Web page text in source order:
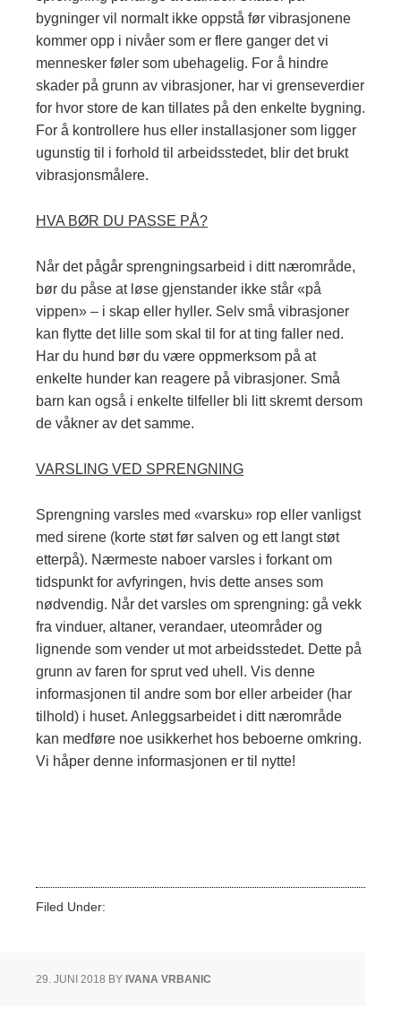
bygninger vil normalt ikke oppstå før vibrasjonene
kommer opp i nivåer som er flere ganger det vi
mennesker føler som ubehagelig. For å hindre
skader på grunn av vibrasjoner, har vi grenseverdier
for hvor store de kan tillates på den enkelte bygning.
For å kontrollere hus eller installasjoner som ligger
ugunstig til i forhold til arbeidsstedet, blir det brukt
vibrasjonsmålere.
HVA BØR DU PASSE PÅ?
Når det pågår sprengningsarbeid i ditt nærområde,
bør du påse at løse gjenstander ikke står «på
vippen» – i skap eller hyller. Selv små vibrasjoner
kan flytte det lille som skal til for at ting faller ned.
Har du hund bør du være oppmerksom på at
enkelte hunder kan reagere på vibrasjoner. Små
barn kan også i enkelte tilfeller bli litt skremt dersom
de våkner av det samme.
VARSLING VED SPRENGNING
Sprengning varsles med «varsku» rop eller vanligst
med sirene (korte støt før salven og ett langt støt
etterpå). Nærmeste naboer varsles i forkant om
tidspunkt for avfyringen, hvis dette anses som
nødvendig. Når det varsles om sprengning: gå vekk
fra vinduer, altaner, verandaer, uteområder og
lignende som vender ut mot arbeidsstedet. Dette på
grunn av faren for sprut ved uhell. Vis denne
informasjonen til andre som bor eller arbeider (har
tilhold) i huset. Anleggsarbeidet i ditt nærområde
kan medføre noe usikkerhet hos beboerne omkring.
Vi håper denne informasjonen er til nytte!
Filed Under:
29. JUNI 2018 BY IVANA VRBANIC